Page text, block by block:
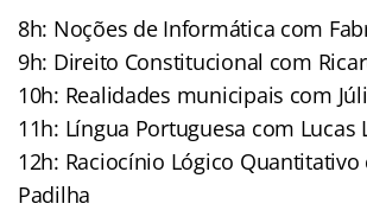
8h: Noções de Informática com
9h: Direito Constitucional com
10h: Realidades municipais com
11h: Língua Portuguesa com Lucas
12h: Raciocínio Lógico Quantitativo
Padilha